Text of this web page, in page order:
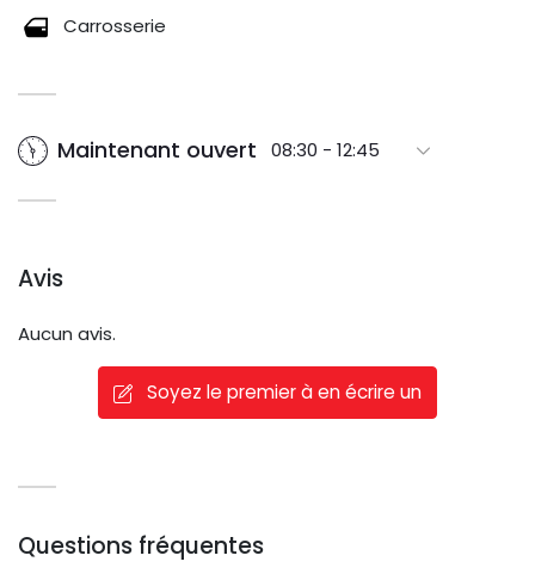
Carrosserie
Maintenant ouvert 08:30 - 12:45
Avis
Aucun avis.
Soyez le premier à en écrire un
Questions fréquentes